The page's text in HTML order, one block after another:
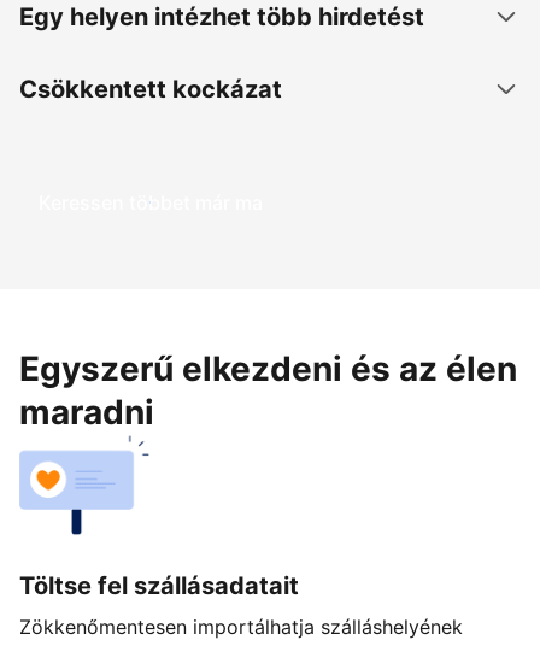
Egy helyen intézhet több hirdetést
Csökkentett kockázat
Keressen többet már ma
Egyszerű elkezdeni és az élen
maradni
Töltse fel szállásadatait
Zökkenőmentesen importálhatja szálláshelyének